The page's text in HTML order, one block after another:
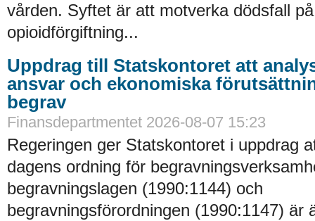
vården. Syftet är att motverka dödsfall
opioidförgiftning...
Uppdrag till Statskontoret att
ansvar och ekonomiska
begrav
Finansdepartmentet 2026-08-07 15:23
Regeringen ger Statskontoret i uppdrag
dagens ordning för
begravningslagen (1990:1144) och
begravningsförordningen (1990:1147) är